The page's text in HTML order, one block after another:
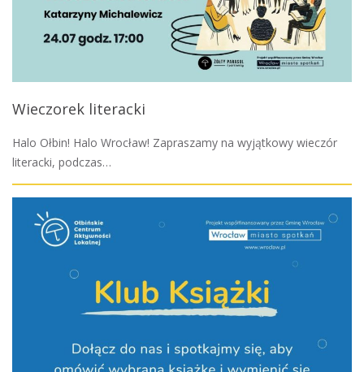
Wieczorek literacki
Halo Ołbin! Halo Wrocław! Zapraszamy na wyjątkowy wieczór
literacki, podczas…